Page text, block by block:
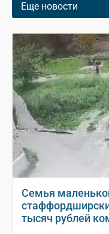
Еще новости
Семья
тысяч рублей